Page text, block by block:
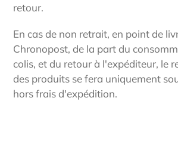
retour.
En cas de non retrait, en point de
Chronopost, de la part du
colis, et du retour à l'expéditeur, le
des produits se fera uniquement
hors frais d'expédition.